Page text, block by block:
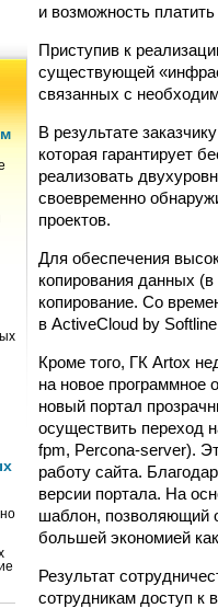
и возможность
Приступив к
существующей
связанных с
В результате
которая гарантирует
реализовать
своевременно
проектов.
Для обеспечения
копирования данных
копирование. Со
в ActiveCloud by
Кроме того, ГК Artox
на новое программное
новый портал
осуществить переход
fpm, Percona-server).
работу сайта.
версии портала. На
шаблон, позволяющий
большей экономией
Результат
сотрудникам доступ к